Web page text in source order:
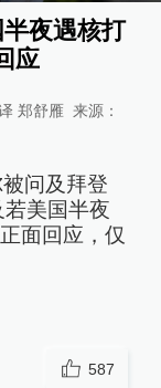
夜遇核打
应
郑舒雁 来源：
问及拜登
美国半夜
面回应，仅
587